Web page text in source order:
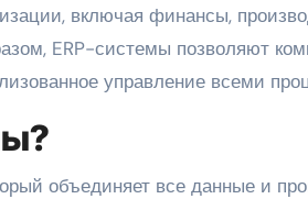
включая финансы,
ERP-системы позволяют
управление всеми
объединяет все данные и